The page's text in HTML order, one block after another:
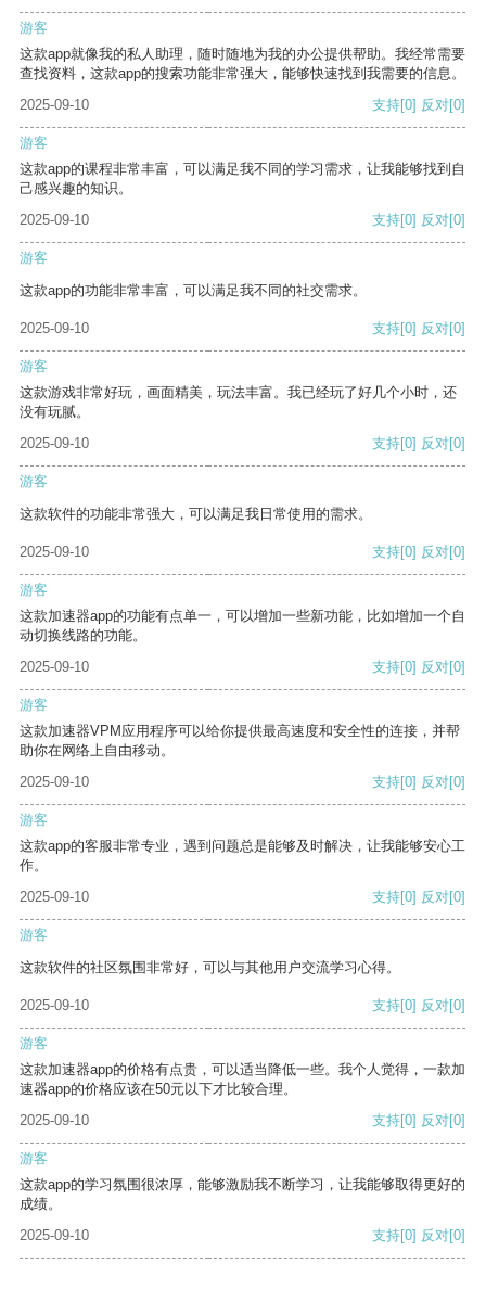
游客
这款app就像我的私人助理，随时随地为我的办公提供帮助。我经常需要
查找资料，这款app的搜索功能非常强大，能够快速找到我需要的信息。
2025-09-10
支持[0] 反对[0]
游客
这款app的课程非常丰富，可以满足我不同的学习需求，让我能够找到自
己感兴趣的知识。
2025-09-10
支持[0] 反对[0]
游客
这款app的功能非常丰富，可以满足我不同的社交需求。
2025-09-10 支持[0] 反对[0]
游客
这款游戏非常好玩，画面精美，玩法丰富。我已经玩了好几个小时，还
没有玩腻。
2025-09-10
支持[0] 反对[0]
游客
这款软件的功能非常强大，可以满足我日常使用的需求。
2025-09-10 支持[0] 反对[0]
游客
这款加速器app的功能有点单一，可以增加一些新功能，比如增加一个自
动切换线路的功能。
2025-09-10
支持[0] 反对[0]
游客
这款加速器VPM应用程序可以给你提供最高速度和安全性的连接，并帮
助你在网络上自由移动。
2025-09-10
支持[0] 反对[0]
游客
这款app的客服非常专业，遇到问题总是能够及时解决，让我能够安心工
作。
2025-09-10
支持[0] 反对[0]
游客
这款软件的社区氛围非常好，可以与其他用户交流学习心得。
2025-09-10 支持[0] 反对[0]
游客
这款加速器app的价格有点贵，可以适当降低一些。我个人觉得，一款加
速器app的价格应该在50元以下才比较合理。
2025-09-10
支持[0] 反对[0]
游客
这款app的学习氛围很浓厚，能够激励我不断学习，让我能够取得更好的
成绩。
2025-09-10
支持[0] 反对[0]